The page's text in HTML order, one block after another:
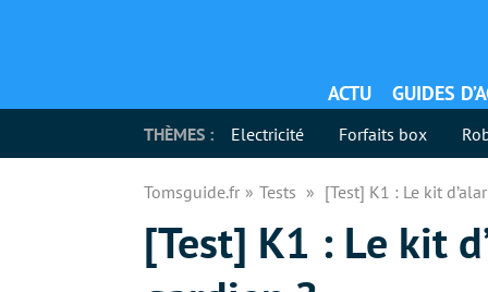
ACTU GUIDES
THÈMES : Electricité Forfaits box
Tomsguide.fr Tests [Test] K1 : Le kit
[Test] K1 : Le kit